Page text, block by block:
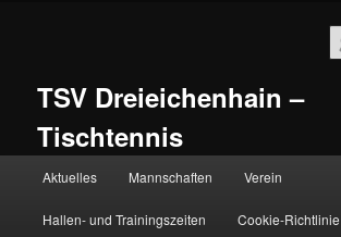
TSV Dreieichenhain –
Tischtennis
Aktuelles Mannschaften Verein
Hallen- und Trainingszeiten Cookie-